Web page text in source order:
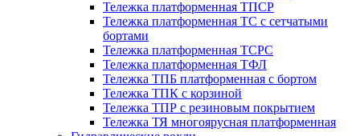
Тележка платформенная ТПСР
Тележка платформенная ТС с сетчатыми
бортами
Тележка платформенная ТСРС
Тележка платформенная ТФЛ
Тележка ТПБ платформенная с бортом
Тележка ТПК с корзиной
Тележка ТПР с резиновым покрытием
Тележка ТЯ многоярусная платформенная